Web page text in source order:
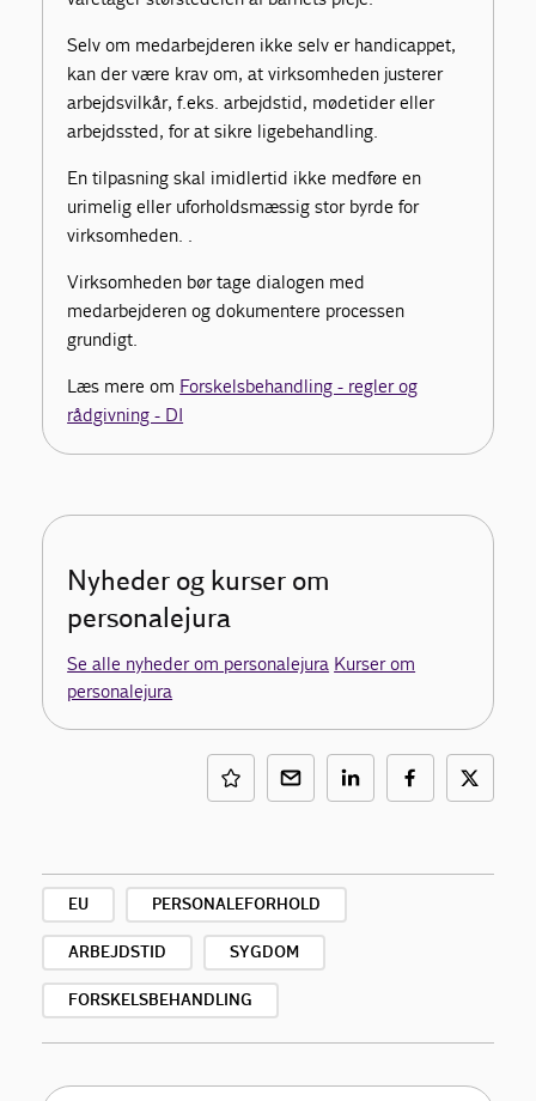
Selv om medarbejderen ikke selv er handicappet,
kan der være krav om, at virksomheden justerer
arbejdsvilkår, f.eks. arbejdstid, mødetider eller
arbejdssted, for at sikre ligebehandling.
En tilpasning skal imidlertid ikke medføre en
urimelig eller uforholdsmæssig stor byrde for
virksomheden. .
Virksomheden bør tage dialogen med
medarbejderen og dokumentere processen
grundigt.
Læs mere om Forskelsbehandling - regler og
rådgivning - DI
Nyheder og kurser om
personalejura
Se alle nyheder om personalejura Kurser om
personalejura
EU PERSONALEFORHOLD
ARBEJDSTID SYGDOM
FORSKELSBEHANDLING